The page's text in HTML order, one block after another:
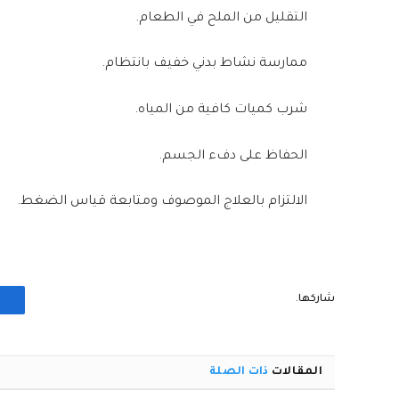
التقليل من الملح في الطعام.
ممارسة نشاط بدني خفيف بانتظام.
شرب كميات كافية من المياه.
الحفاظ على دفء الجسم.
الالتزام بالعلاج الموصوف ومتابعة قياس الضغط.
شاركها.
المقالات ذات الصلة